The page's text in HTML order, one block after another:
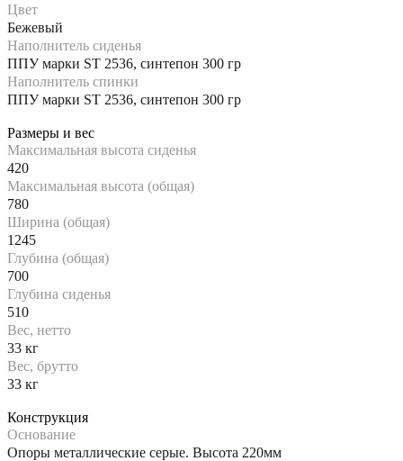
Цвет
Бежевый
Наполнитель сиденья
ППУ марки ST 2536, синтепон 300 гр
Наполнитель спинки
ППУ марки ST 2536, синтепон 300 гр
Размеры и вес
Максимальная высота сиденья
420
Максимальная высота (общая)
780
Ширина (общая)
1245
Глубина (общая)
700
Глубина сиденья
510
Вес, нетто
33 кг
Вес, брутто
33 кг
Конструкция
Основание
Опоры металлические серые. Высота 220мм